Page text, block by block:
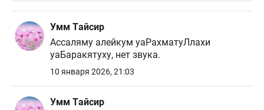
Умм Тайсир
Ассаляму алейкум уаРахматуЛлахи
уаБаракятуху, нет звука.
10 января 2026, 21:03
Умм Тайсир